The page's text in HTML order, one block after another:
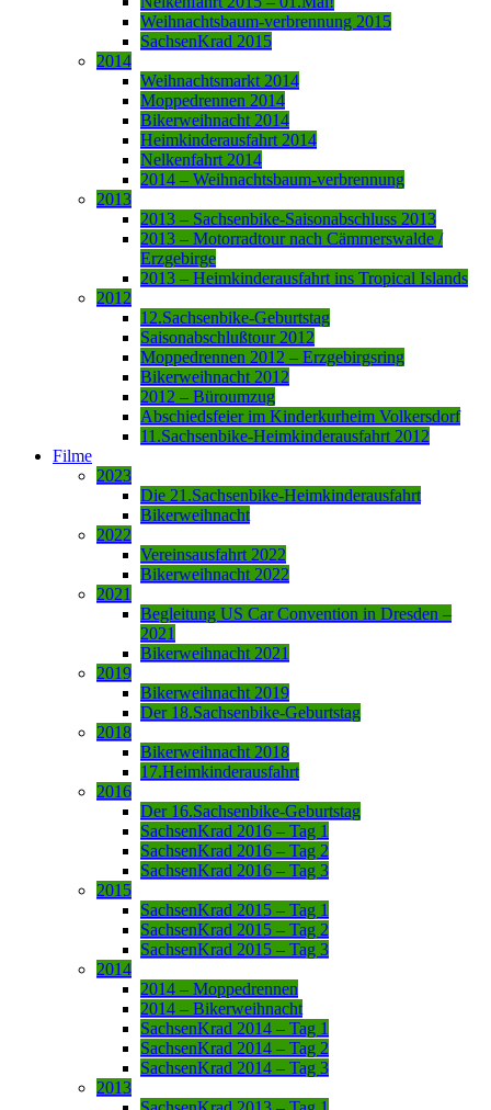
Weihnachtsbaum-verbrennung 2015
SachsenKrad 2015
2014
Weihnachtsmarkt 2014
Moppedrennen 2014
Bikerweihnacht 2014
Heimkinderausfahrt 2014
Nelkenfahrt 2014
2014 – Weihnachtsbaum-verbrennung
2013
2013 – Sachsenbike-Saisonabschluss 2013
2013 – Motorradtour nach Cämmerswalde /
Erzgebirge
2013 – Heimkinderausfahrt ins Tropical Islands
2012
12.Sachsenbike-Geburtstag
Saisonabschlußtour 2012
Moppedrennen 2012 – Erzgebirgsring
Bikerweihnacht 2012
2012 – Büroumzug
Abschiedsfeier im Kinderkurheim Volkersdorf
11.Sachsenbike-Heimkinderausfahrt 2012
Filme
2023
Die 21.Sachsenbike-Heimkinderausfahrt
Bikerweihnacht
2022
Vereinsausfahrt 2022
Bikerweihnacht 2022
2021
Begleitung US Car Convention in Dresden –
2021
Bikerweihnacht 2021
2019
Bikerweihnacht 2019
Der 18.Sachsenbike-Geburtstag
2018
Bikerweihnacht 2018
17.Heimkinderausfahrt
2016
Der 16.Sachsenbike-Geburtstag
SachsenKrad 2016 – Tag 1
SachsenKrad 2016 – Tag 2
SachsenKrad 2016 – Tag 3
2015
SachsenKrad 2015 – Tag 1
SachsenKrad 2015 – Tag 2
SachsenKrad 2015 – Tag 3
2014
2014 – Moppedrennen
2014 – Bikerweihnacht
SachsenKrad 2014 – Tag 1
SachsenKrad 2014 – Tag 2
SachsenKrad 2014 – Tag 3
2013